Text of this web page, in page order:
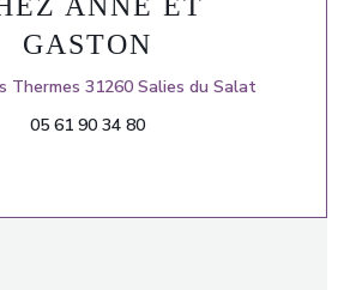
GASTON
Thermes 31260 Salies du Salat((öffnet ein
05 61 90 34 80